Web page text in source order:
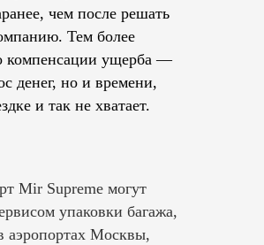
чем после решать
Тем более
компенсации ущерба —
денег, но и времени,
и так не хватает.
Mir Supreme могут
упаковки багажа,
аэропортах Москвы,